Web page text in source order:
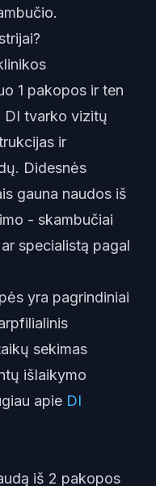
1 pakopos ir ten
DI tvarko vizitų
ir
Didesnės
gauna naudos iš
- skambučiai
specialistą pagal
yra pagrindiniai
sekimas
išlaikymo
apie DI
iš 2 pakopos